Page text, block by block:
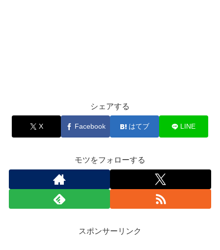
シェアする
X Facebook はてブ LINE
モツをフォローする
スポンサーリンク